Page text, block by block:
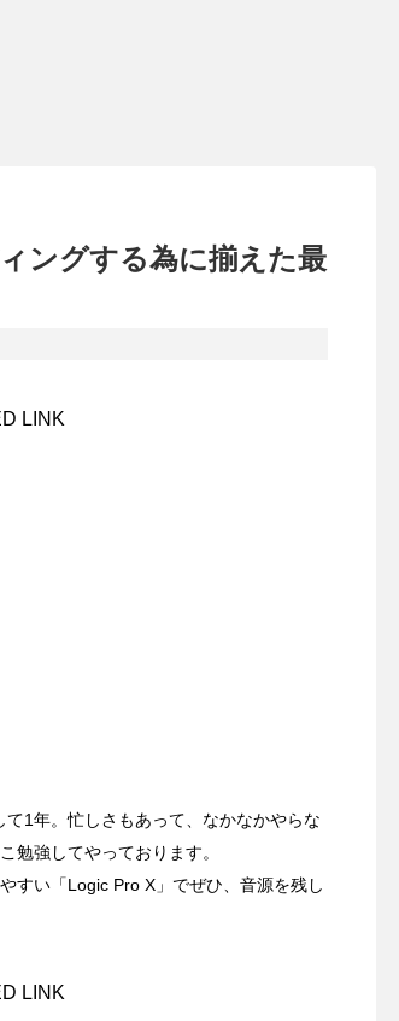
ングする為に揃えた最
LINK
1年。忙しさもあって、なかなかやらな
勉強してやっております。
すい「Logic Pro X」でぜひ、音源を残し
LINK